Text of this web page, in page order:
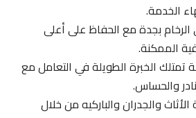
الخدمة.
بجدة مع الحفاظ على أعلى
الممكنة.
الخبرة الطويلة في التعامل مع
والحساس.
والجدران والباركيه من خلال